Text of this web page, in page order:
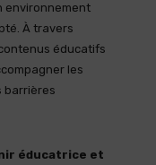
environnement
À travers
éducatifs
les
barrières
éducatrice et